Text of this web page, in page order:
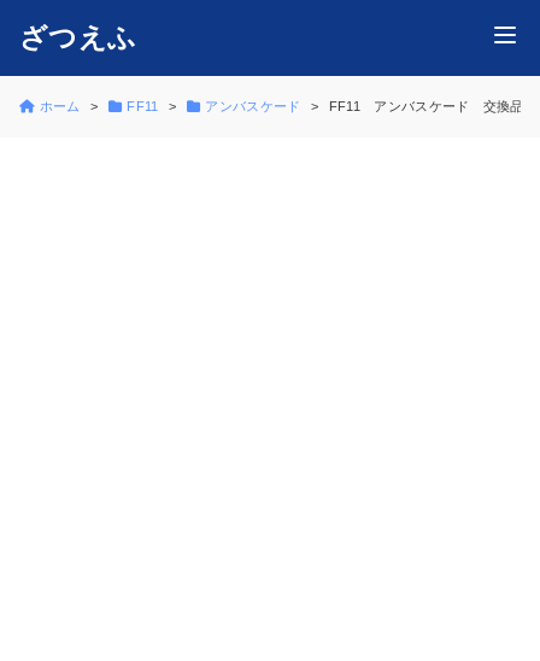
ざつえふ
ホーム FF11 アンバスケード FF11 アンバスケード 交換品